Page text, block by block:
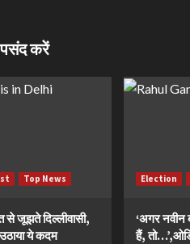
करें
Top News
से जूझते दिल्लीवासी,
ये कदम
Election
‘अगर
हैं,